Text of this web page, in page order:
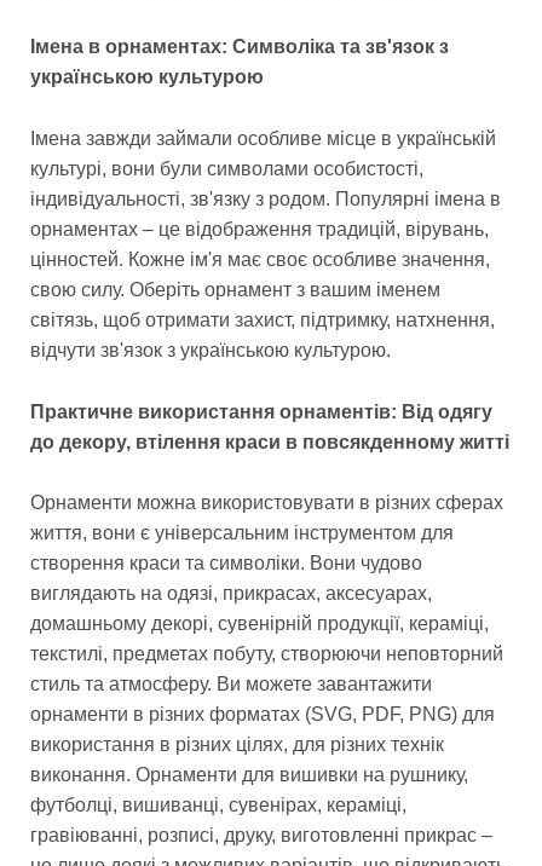
Імена в орнаментах: Символіка та зв'язок з
українською культурою
Імена завжди займали особливе місце в українській
культурі, вони були символами особистості,
індивідуальності, зв'язку з родом. Популярні імена в
орнаментах – це відображення традицій, вірувань,
цінностей. Кожне ім'я має своє особливе значення,
свою силу. Оберіть орнамент з вашим іменем
світязь, щоб отримати захист, підтримку, натхнення,
відчути зв'язок з українською культурою.
Практичне використання орнаментів: Від одягу
до декору, втілення краси в повсякденному житті
Орнаменти можна використовувати в різних сферах
життя, вони є універсальним інструментом для
створення краси та символіки. Вони чудово
виглядають на одязі, прикрасах, аксесуарах,
домашньому декорі, сувенірній продукції, кераміці,
текстилі, предметах побуту, створюючи неповторний
стиль та атмосферу. Ви можете завантажити
орнаменти в різних форматах (SVG, PDF, PNG) для
використання в різних цілях, для різних технік
виконання. Орнаменти для вишивки на рушнику,
футболці, вишиванці, сувенірах, кераміці,
гравіюванні, розписі, друку, виготовленні прикрас –